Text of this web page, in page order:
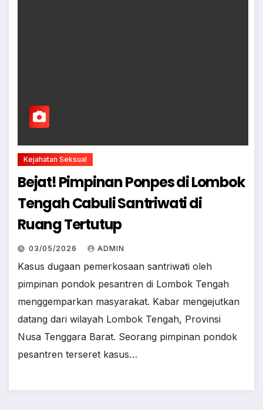
Kejahatan Seksual
Bejat! Pimpinan Ponpes di Lombok
Tengah Cabuli Santriwati di
Ruang Tertutup
03/05/2026 ADMIN
Kasus dugaan pemerkosaan santriwati oleh
pimpinan pondok pesantren di Lombok Tengah
menggemparkan masyarakat. Kabar mengejutkan
datang dari wilayah Lombok Tengah, Provinsi
Nusa Tenggara Barat. Seorang pimpinan pondok
pesantren terseret kasus…